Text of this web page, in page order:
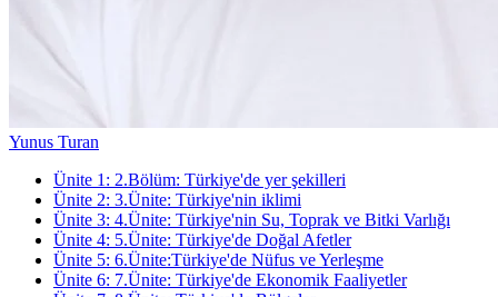
Yunus Turan
Ünite 1 : 2.Bölüm: Türkiye'de yer şekilleri
Ünite 2: 3.Ünite: Türkiye'nin iklimi
Ünite 3: 4.Ünite: Türkiye'nin Su, Toprak ve Bitki Varlığı
Ünite 4: 5.Ünite: Türkiye'de Doğal Afetler
Ünite 5: 6.Ünite:Türkiye'de Nüfus ve Yerleşme
Ünite 6: 7.Ünite: Türkiye'de Ekonomik Faaliyetler